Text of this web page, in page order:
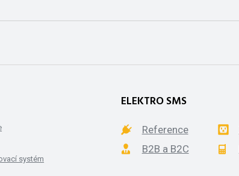
systém
ELEKTRO SMS
Reference
B2B a B2C